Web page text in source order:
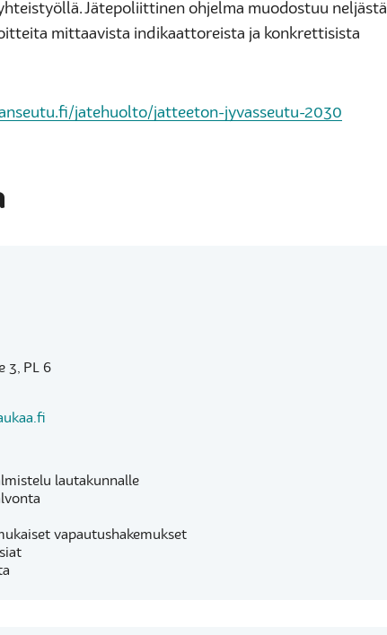
Jätepoliittinen ohjelma muodostuu neljästä
mittaavista indikaattoreista ja konkrettisista
jatehuolto/jatteeton-jyvasseutu-2030
3, PL 6
lautakunnalle
vapautushakemukset